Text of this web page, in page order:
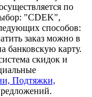
по
"CDEK",
способов:
заказ можно в
банковскую карту.
скидок и
Подтяжки,